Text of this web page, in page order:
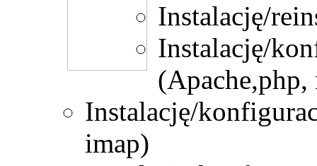
Instalację/
Instalację/
Instalację/
imap)